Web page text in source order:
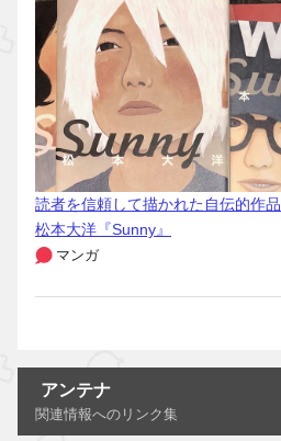
読者を信頼して描かれた自伝的作品
松本大洋『Sunny』
マンガ
アンテナ
関連情報へのリンク集